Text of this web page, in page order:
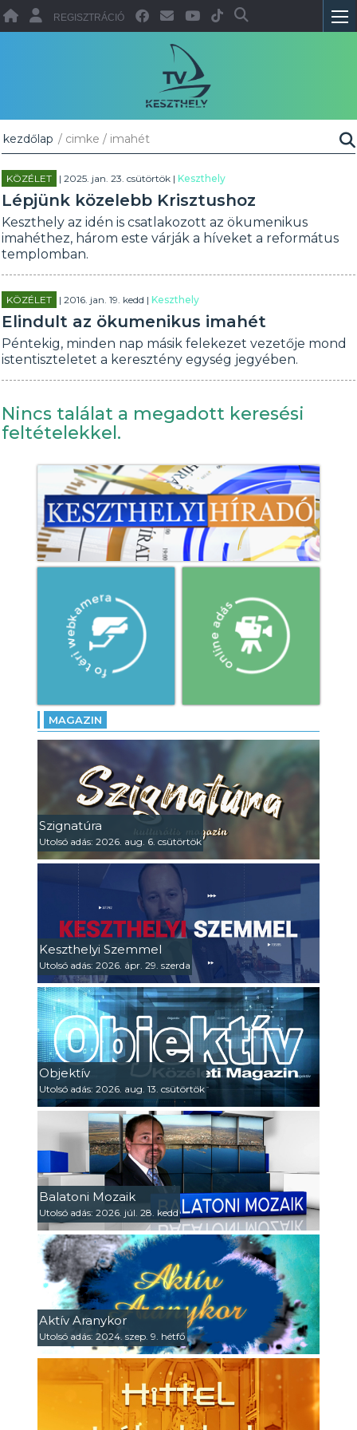
REGISZTRÁCIÓ
kezdőlap / cimke / imahét
KÖZÉLET | 2025. jan. 23. csütörtök |Keszthely
Lépjünk közelebb Krisztushoz
Keszthely az idén is csatlakozott az ökumenikus
imahéthez, három este várják a híveket a református
templomban.
KÖZÉLET | 2016. jan. 19. kedd |Keszthely
Elindult az ökumenikus imahét
Péntekig, minden nap másik felekezet vezetője mond
istentiszteletet a keresztény egység jegyében.
Nincs találat a megadott keresési
feltételekkel.
MAGAZIN
Szignatúra
Utolsó adás: 2026. aug. 6. csütörtök
Keszthelyi Szemmel
Utolsó adás: 2026. ápr. 29. szerda
Objektív
Utolsó adás: 2026. aug. 13. csütörtök
Balatoni Mozaik
Utolsó adás: 2026. júl. 28. kedd
Aktív Aranykor
Utolsó adás: 2024. szep. 9. hétfő